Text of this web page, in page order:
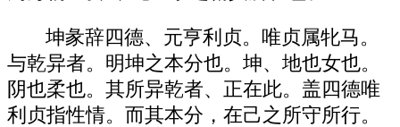
坤彖辞四德、元亨利贞。唯贞属牝马。
与乾异者。明坤之本分也。坤、地也女也。
阴也柔也。其所异乾者、正在此。盖四德唯
利贞指性情。而其本分，在己之所守所行。